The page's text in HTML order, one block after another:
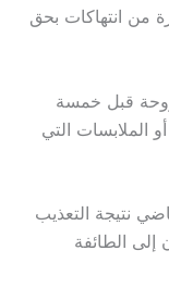
من انتهاكات بحق
قبل خمسة
الملابسات التي
نتيجة التعذيب
إلى الطائفة